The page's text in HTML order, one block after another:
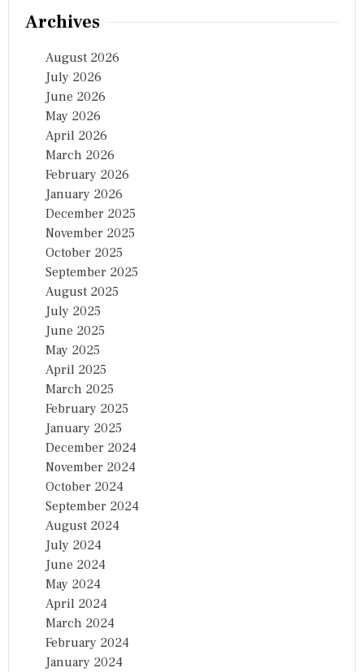
Archives
August 2026
July 2026
June 2026
May 2026
April 2026
March 2026
February 2026
January 2026
December 2025
November 2025
October 2025
September 2025
August 2025
July 2025
June 2025
May 2025
April 2025
March 2025
February 2025
January 2025
December 2024
November 2024
October 2024
September 2024
August 2024
July 2024
June 2024
May 2024
April 2024
March 2024
February 2024
January 2024